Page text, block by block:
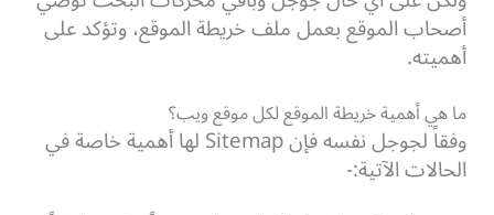
أصحاب الموقع بعمل ملف خريطة الموقع، وتؤكد على
أهميته.
ما هي أهمية خريطة الموقع لكل موقع ويب؟
وفقاً لجوجل نفسه فإن Sitemap لها أهمية خاصة في
الحالات الآتية:-